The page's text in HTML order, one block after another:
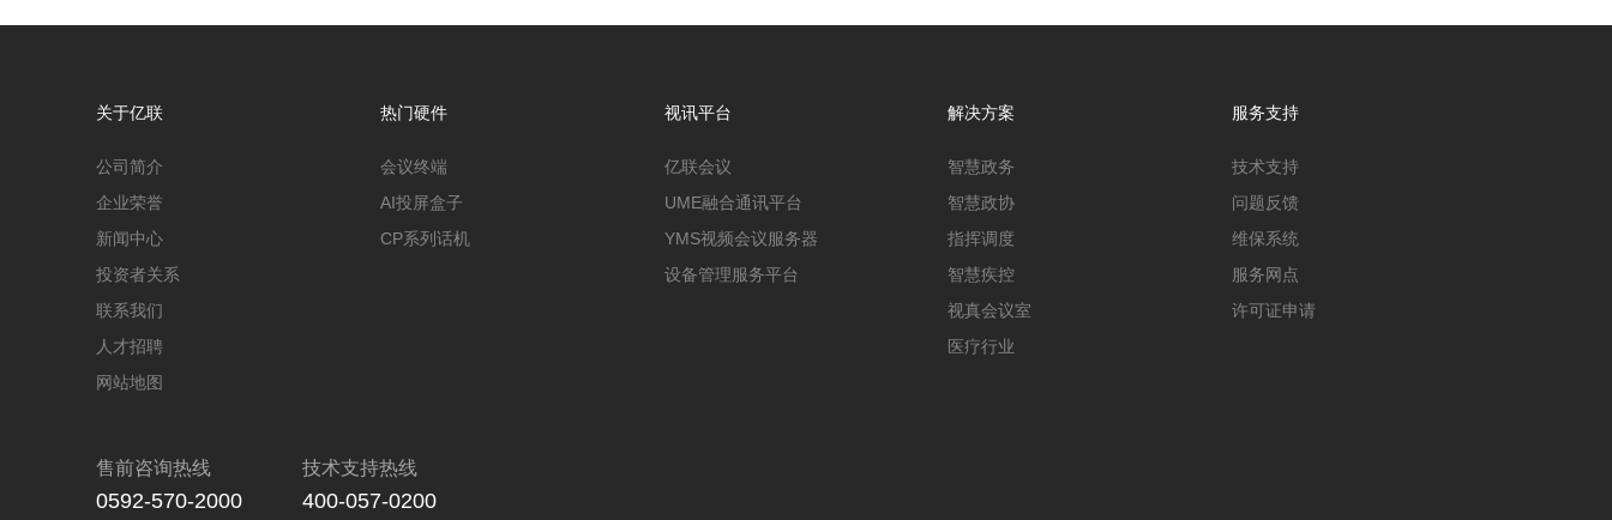
关于亿联
公司简介
企业荣誉
新闻中心
投资者关系
联系我们
人才招聘
网站地图
热门硬件
会议终端
AI投屏盒子
CP系列话机
视讯平台
亿联会议
UME融合通讯平台
YMS视频会议服务器
设备管理服务平台
解决方案
智慧政务
智慧政协
指挥调度
智慧疾控
视真会议室
医疗行业
服务支持
技术支持
问题反馈
维保系统
服务网点
许可证申请
售前咨询热线
0592-570-2000
技术支持热线
400-057-0200